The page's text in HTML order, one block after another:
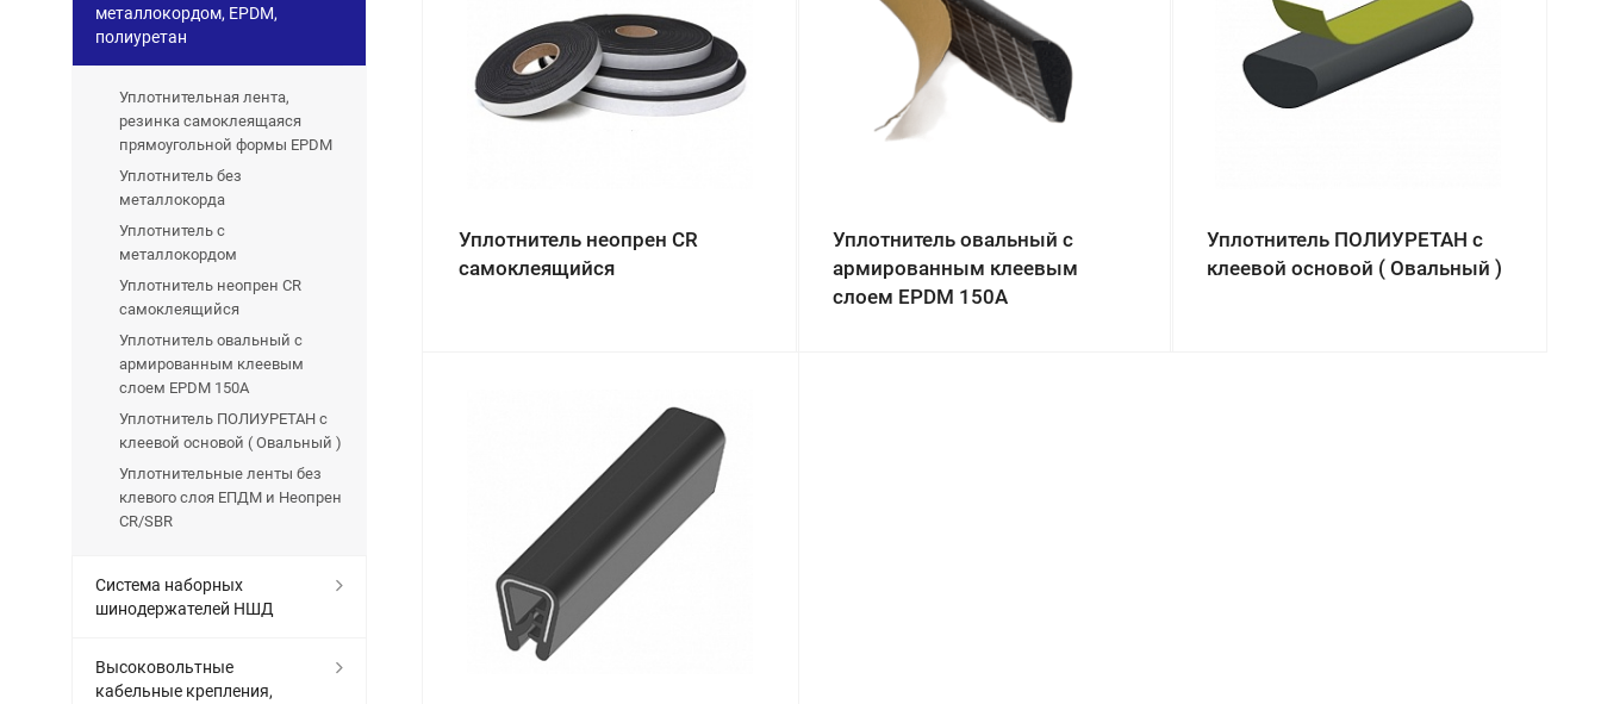
Уплотнитель неопрен CR
самоклеящийся
Уплотнитель овальный с
армированным клеевым
слоем EPDM 150A
Уплотнитель ПОЛИУРЕТАН с
клеевой основой ( Овальный )
металлокордом, EPDM,
полиуретан
Уплотнительная лента,
резинка самоклеящаяся
прямоугольной формы EPDM
Уплотнитель без
металлокорда
Уплотнитель с
металлокордом
Уплотнитель неопрен CR
самоклеящийся
Уплотнитель овальный с
армированным клеевым
слоем EPDM 150A
Уплотнитель ПОЛИУРЕТАН с
клеевой основой ( Овальный )
Уплотнительные ленты без
клевого слоя ЕПДМ и Неопрен
CR/SBR
Система наборных
шинодержателей НШД
Высоковольтные
кабельные крепления,